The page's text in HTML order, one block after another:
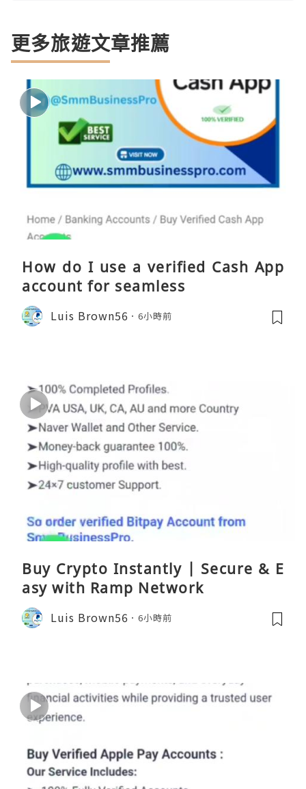
更多旅遊文章推薦
How do I use a verified Cash App
account for seamless
Luis Brown56 6小時前
Buy Crypto Instantly | Secure & E
asy with Ramp Network
Luis Brown56 6小時前